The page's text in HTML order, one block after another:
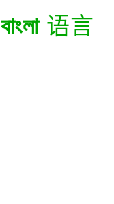
বাংলা 语言